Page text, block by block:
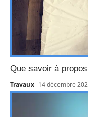
Que savoir à
Travaux 14 décembre